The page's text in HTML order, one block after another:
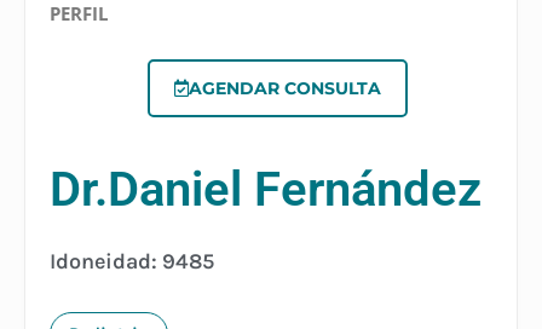
PERFIL
AGENDAR CONSULTA
Dr.Daniel Fernández
Idoneidad: 9485